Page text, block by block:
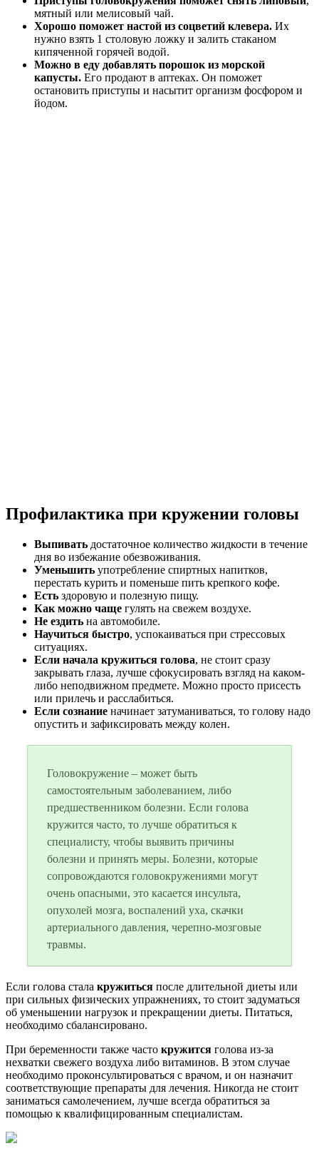
мятный или мелисовый чай.
Хорошо поможет настой из соцветий клевера. Их
нужно взять 1 столовую ложку и залить стаканом
кипяченной горячей водой.
Можно в еду добавлять порошок из морской
капусты. Его продают в аптеках. Он поможет
остановить приступы и насытит организм фосфором и
йодом.
Профилактика при кружении головы
Выпивать достаточное количество жидкости в течение
дня во избежание обезвоживания.
Уменьшить употребление спиртных напитков,
перестать курить и поменьше пить крепкого кофе.
Есть здоровую и полезную пищу.
Как можно чаще гулять на свежем воздухе.
Не ездить на автомобиле.
Научиться быстро, успокаиваться при стрессовых
ситуациях.
Если начала кружиться голова, не стоит сразу
закрывать глаза, лучше сфокусировать взгляд на каком-
либо неподвижном предмете. Можно просто присесть
или прилечь и расслабиться.
Если сознание начинает затуманиваться, то голову надо
опустить и зафиксировать между колен.
Головокружение – может быть
самостоятельным заболеванием, либо
предшественником болезни. Если голова
кружится часто, то лучше обратиться к
специалисту, чтобы выявить причины
болезни и принять меры. Болезни, которые
сопровождаются головокружениями могут
очень опасными, это касается инсульта,
опухолей мозга, воспалений уха, скачки
артериального давления, черепно-мозговые
травмы.
Если голова стала кружиться после длительной диеты или
при сильных физических упражнениях, то стоит задуматься
об уменьшении нагрузок и прекращении диеты. Питаться,
необходимо сбалансировано.
При беременности также часто кружится голова из-за
нехватки свежего воздуха либо витаминов. В этом случае
необходимо проконсультироваться с врачом, и он назначит
соответствующие препараты для лечения. Никогда не стоит
заниматься самолечением, лучше всегда обратиться за
помощью к квалифицированным специалистам.